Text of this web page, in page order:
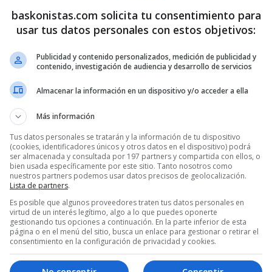
1 2
baskonistas.com solicita tu consentimiento para
usar tus datos personales con estos objetivos:
Publicidad y contenido personalizados, medición de publicidad y
contenido, investigación de audiencia y desarrollo de servicios
Almacenar la información en un dispositivo y/o acceder a ella
Más información
Tus datos personales se tratarán y la información de tu dispositivo
(cookies, identificadores únicos y otros datos en el dispositivo) podrá
ser almacenada y consultada por 197 partners y compartida con ellos, o
bien usada específicamente por este sitio. Tanto nosotros como
nuestros partners podemos usar datos precisos de geolocalización.
Lista de partners.
Es posible que algunos proveedores traten tus datos personales en
virtud de un interés legítimo, algo a lo que puedes oponerte
gestionando tus opciones a continuación. En la parte inferior de esta
página o en el menú del sitio, busca un enlace para gestionar o retirar el
consentimiento en la configuración de privacidad y cookies.